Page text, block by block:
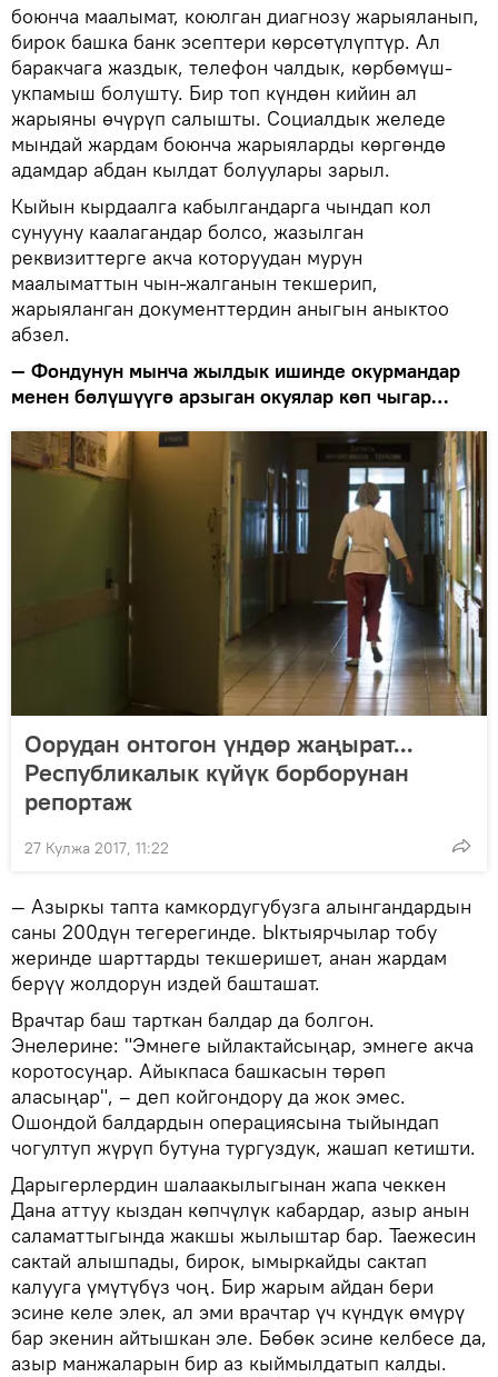
боюнча маалымат, коюлган диагнозу жарыяланып,
бирок башка банк эсептери көрсөтүлүптүр. Ал
баракчага жаздык, телефон чалдык, көрбөмүш-
укпамыш болушту. Бир топ күндөн кийин ал
жарыяны өчүрүп салышты. Социалдык желеде
мындай жардам боюнча жарыяларды көргөндө
адамдар абдан кылдат болуулары зарыл.
Кыйын кырдаалга кабылгандарга чындап кол
сунууну каалагандар болсо, жазылган
реквизиттерге акча которуудан мурун
маалыматтын чын-жалганын текшерип,
жарыяланган документтердин аныгын аныктоо
абзел.
— Фондунун мынча жылдык ишинде окурмандар
менен бөлүшүүгө арзыган окуялар көп чыгар…
Оорудан онтогон үндөр жаңырат...
Республикалык күйүк борборунан
репортаж
27 Кулжа 2017, 11:22
— Азыркы тапта камкордугубузга алынгандардын
саны 200дүн тегерегинде. Ыктыярчылар тобу
жеринде шарттарды текшеришет, анан жардам
берүү жолдорун издей башташат.
Врачтар баш тарткан балдар да болгон.
Энелерине: "Эмнеге ыйлактайсыңар, эмнеге акча
коротосуңар. Айыкпаса башкасын төрөп
аласыңар", – деп койгондору да жок эмес.
Ошондой балдардын операциясына тыйындап
чогултуп жүрүп бутуна тургуздук, жашап кетишти.
Дарыгерлердин шалаакылыгынан жапа чеккен
Дана аттуу кыздан көпчүлүк кабардар, азыр анын
саламаттыгында жакшы жылыштар бар. Таежесин
сактай алышпады, бирок, ымыркайды сактап
калууга үмүтүбүз чоң. Бир жарым айдан бери
эсине келе элек, ал эми врачтар үч күндүк өмүрү
бар экенин айтышкан эле. Бөбөк эсине келбесе да,
азыр манжаларын бир аз кыймылдатып калды.